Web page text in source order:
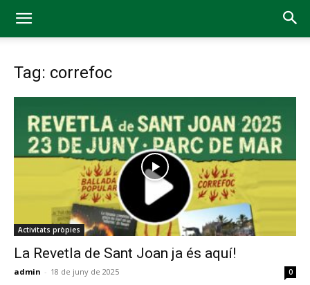
Tag: correfoc
Activitats pròpies
La Revetla de Sant Joan ja és aquí!
admin - 18 de juny de 2025 0